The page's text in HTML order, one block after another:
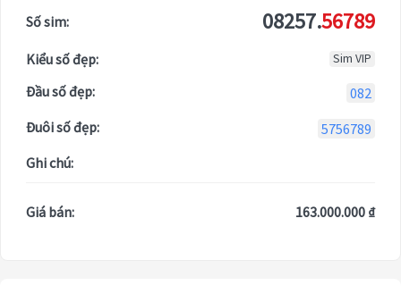
Số sim: 08257.56789
Kiểu số đẹp: Sim VIP
Đầu số đẹp:
082
Đuôi số đẹp:
5756789
Ghi chú:
Giá bán: 163.000.000 ₫